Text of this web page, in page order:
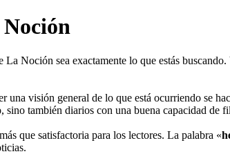
Noción sea exactamente lo que estás
visión general de lo que está ocurriendo se
también diarios con una buena capacidad de
que satisfactoria para los lectores. La palabra «